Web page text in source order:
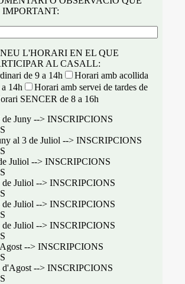
L'HORARI EN EL QUE
AL CASALL:
de 9 a 14h
Horari amb acollida
14h
Horari amb servei de tardes de
SENCER de 8 a 16h
de Juny --> INSCRIPCIONS
al 3 de Juliol --> INSCRIPCIONS
Juliol --> INSCRIPCIONS
de Juliol --> INSCRIPCIONS
de Juliol --> INSCRIPCIONS
de Juliol --> INSCRIPCIONS
--> INSCRIPCIONS
d'Agost --> INSCRIPCIONS